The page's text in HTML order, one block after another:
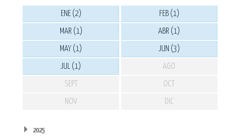
ENE (2) FEB (1)
MAR (1) ABR (1)
MAY (1) JUN (3)
JUL (1) AGO
SEPT OCT
NOV DIC
2025